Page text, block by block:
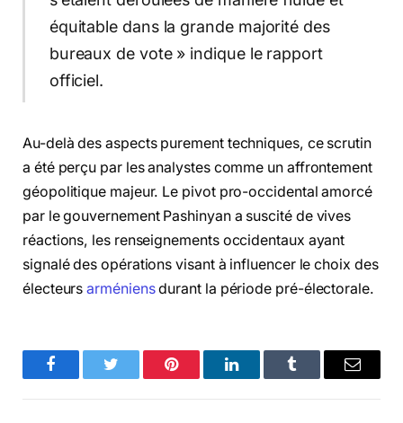
équitable dans la grande majorité des
bureaux de vote » indique le rapport
officiel.
Au-delà des aspects purement techniques, ce scrutin
a été perçu par les analystes comme un affrontement
géopolitique majeur. Le pivot pro-occidental amorcé
par le gouvernement Pashinyan a suscité de vives
réactions, les renseignements occidentaux ayant
signalé des opérations visant à influencer le choix des
électeursarméniensdurant la période pré-électorale.
FacebookTwitter Pinterest LinkedInTumblr Email